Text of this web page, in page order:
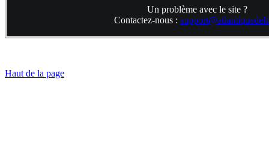
Un problème avec le site ?
Contactez-nous :
Haut de la page